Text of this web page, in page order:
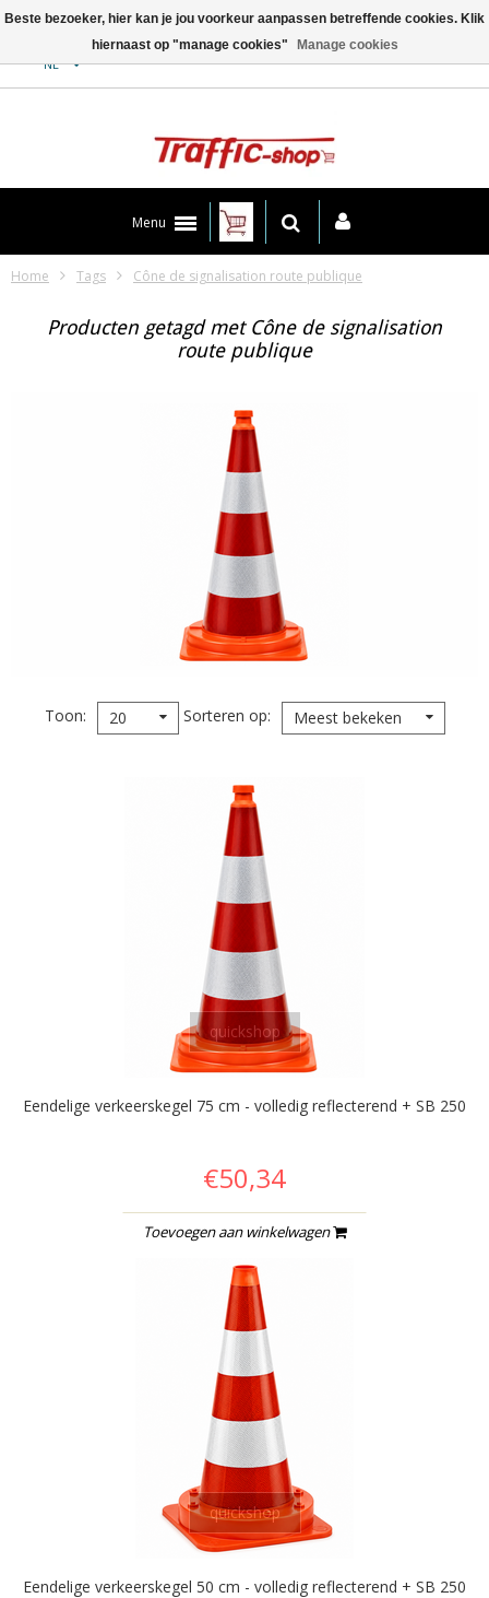
NL
Menu
Home Tags Cône de signalisation route publique
Producten getagd met Cône de signalisation
route publique
Toon 20 Sorteren op Meest bekeken
quickshop
Eendelige verkeerskegel 75 cm - volledig reflecterend + SB 250
€50,34
Toevoegen aan winkelwagen
quickshop
Eendelige verkeerskegel 50 cm - volledig reflecterend + SB 250
Beste bezoeker, hier kan je jou voorkeur aanpassen betreffende cookies. Klik
hiernaast op "manage cookies"
Manage cookies